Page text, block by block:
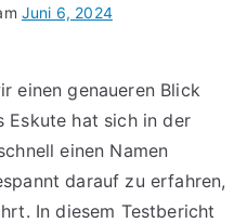
Juni 6, 2024
einen genaueren Blick
Eskute hat sich in der
einen Namen
darauf zu erfahren,
In diesem Testbericht